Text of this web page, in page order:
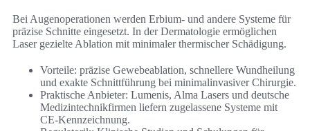
Bei Augenoperationen werden Erbium- und andere Systeme für
präzise Schnitte eingesetzt. In der Dermatologie ermöglichen
Laser gezielte Ablation mit minimaler thermischer Schädigung.
Vorteile: präzise Gewebeablation, schnellere Wundheilung
und exakte Schnittführung bei minimalinvasiver Chirurgie.
Praktische Anbieter: Lumenis, Alma Lasers und deutsche
Medizintechnikfirmen liefern zugelassene Systeme mit
CE-Kennzeichnung.